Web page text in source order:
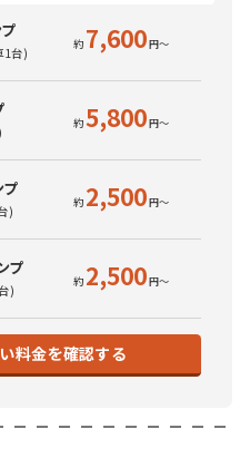
1台) 7,600
5,800
プ
) 2,500
プ
) 2,500
料金を確認する